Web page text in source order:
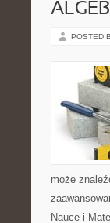
POSTED
może
Nauce i